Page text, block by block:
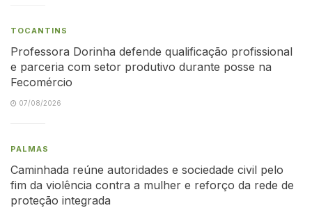
TOCANTINS
Professora Dorinha defende qualificação profissional
e parceria com setor produtivo durante posse na
Fecomércio
07/08/2026
PALMAS
Caminhada reúne autoridades e sociedade civil pelo
fim da violência contra a mulher e reforço da rede de
proteção integrada